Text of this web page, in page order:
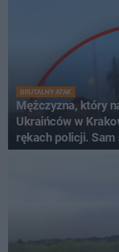
BRUTALNY ATAK
Mężczyzna, który
Ukraińców w
rękach policji. Sam